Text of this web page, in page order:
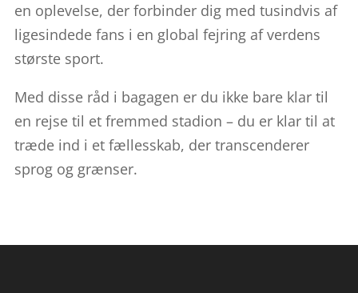
en oplevelse, der forbinder dig med tusindvis af
ligesindede fans i en global fejring af verdens
største sport.
Med disse råd i bagagen er du ikke bare klar til
en rejse til et fremmed stadion – du er klar til at
træde ind i et fællesskab, der transcenderer
sprog og grænser.